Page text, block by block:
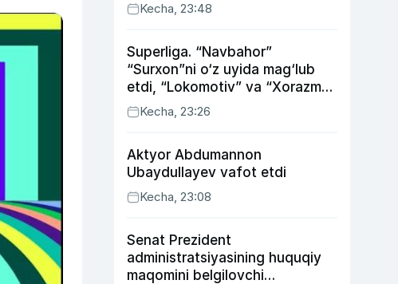
Kecha, 23:48
Superliga. “Navbahor”
“Surxon”ni o‘z uyida mag‘lub
etdi, “Lokomotiv” va “Xorazm”
uyda g‘alaba qozondi
Kecha, 23:26
Aktyor Abdu­mannon
Ubaydullayev vafot etdi
Kecha, 23:08
Senat Prezident
administratsiyasining huquqiy
maqomini belgilovchi